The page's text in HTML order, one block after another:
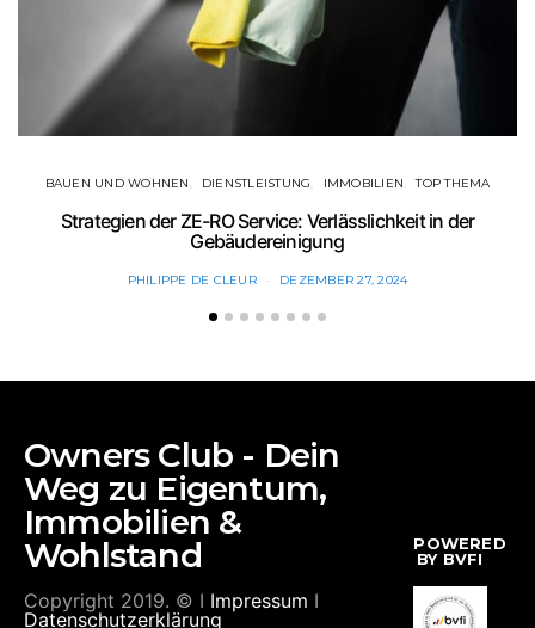
BAUEN UND WOHNEN DIENSTLEISTUNG IMMOBILIEN TOP THEMA
Strategien der ZE-RO Service: Verlässlichkeit in der
Gebäudereinigung
PHILIPPE DE CLEUR DEZEMBER 27, 2024
Owners Club - Dein
Weg zu Eigentum,
Immobilien &
Wohlstand
Copyright 2019. © I Impressum I
Datenschutzerklärung
POWERED
BY BVFI